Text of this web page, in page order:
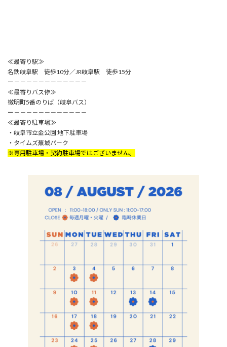
≪最寄り駅≫
名鉄岐阜駅 徒歩10分／JR岐阜駅 徒歩15分
ー－－－－－－－－－－－－
≪最寄りバス停≫
徹明町5番のりば（岐阜バス）
ー－－－－－－－－－－－－
≪最寄り駐車場≫
・岐阜市立金公園 地下駐車場
・タイムズ蕪城パーク
※専用駐車場・契約駐車場ではございません。